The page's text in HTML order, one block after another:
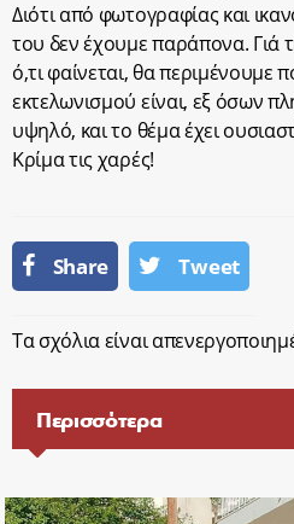
Διότι από φωτογραφίας και
του δεν έχουμε παράπονα. Γιά
ό,τι φαίνεται, θα
εκτελωνισμού είναι, εξ όσων
υψηλό, και το θέμα έχει
Κρίμα τις χαρές!
Share Tweet
Τα σχόλια είναι
Περισσότερα